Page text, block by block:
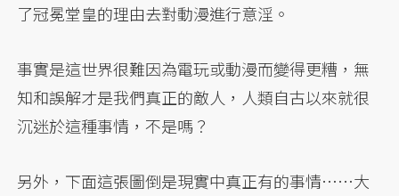
了冠冕堂皇的理由去對動漫進行意淫。
事實是這世界很難因為電玩或動漫而變得更糟，無
知和誤解才是我們真正的敵人，人類自古以來就很
沉迷於這種事情，不是嗎？
另外，下面這張圖倒是現實中真正有的事情……大